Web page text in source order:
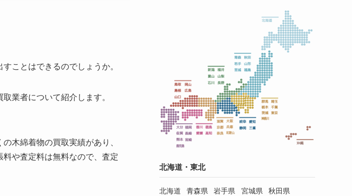
ことはできるのでしょうか。
業者について紹介します。
木綿着物の買取実績があり、
や査定料は無料なので、査定
北海道・東北
北海道 青森県 岩手県 宮城県
秋田県